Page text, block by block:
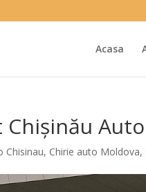
Acasa
Chisinau, Chirie auto Moldova,